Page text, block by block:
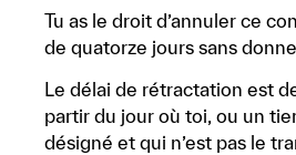
Tu as le droit d’annuler ce
de quatorze jours sans
Le délai de rétractation est
partir du jour où toi, ou un
désigné et qui n’est pas le